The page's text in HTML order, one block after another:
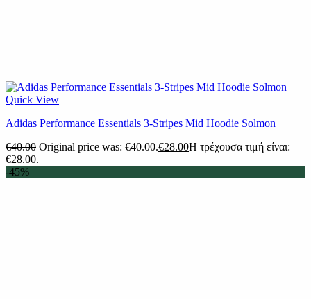
Quick View
Adidas Performance Essentials 3-Stripes Mid Hoodie Solmon
€40.00 Original price was: €40.00.€28.00Η τρέχουσα τιμή είναι:
€28.00.
-45%